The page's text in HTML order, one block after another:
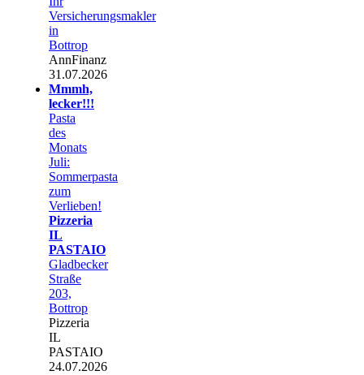
Versicherungsmakler
in
Bottrop
AnnFinanz
31.07.2026
Mmmh,
lecker!!!
Pasta
des
Monats
Juli:
Sommerpasta
zum
Verlieben!
Pizzeria
IL
PASTAIO
Gladbecker
Straße
203,
Bottrop
Pizzeria
IL
PASTAIO
24.07.2026